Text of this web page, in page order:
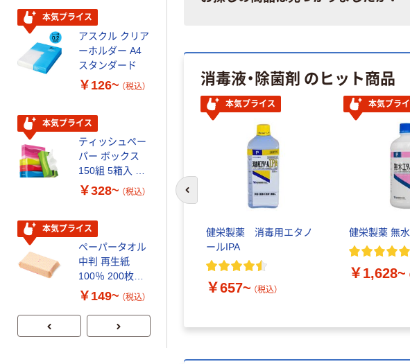
消毒液・除菌剤 のヒット商品
本気プライス
健栄製薬 消毒用エタノ
ールIPA
￥657~ （税込）
本気プラ
健栄製薬 無
￥1,628~
前のスライドへ
本気プライス
アスクル クリア
ーホルダー A4
スタンダード
￥126~ （税込）
本気プライス
ティッシュペー
パー ボックス
150組 5箱入 ア
スクル スマート
証
￥328~ （税込）
本気プライス
ペーパータオル
中判 再生紙
100％ 200枚
FSC認証 シング
企画 オリジナル
￥149~ （税込）
芯あり FSC認
さしい やわらか
￥458~ （税込）
本気プライス
トイレットペー
パー シングル
120ｍ 再生紙
100% 6ロール
リサイクル100
証
￥470~ （税込）
期間限定価格
アスクル プラ
スチックグロー
し（パウダーフ
￥298~
レス 10
指定医
￥
サン
水 ミ
ータ
トル
￥
本気プライス
ファー
ト ホワ